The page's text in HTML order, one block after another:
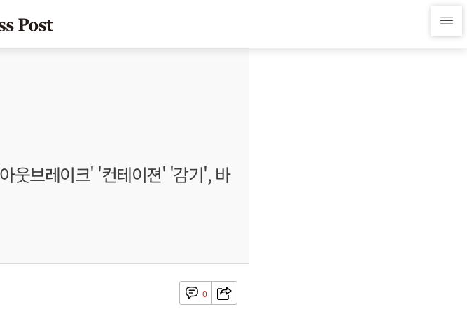
웃브레이크' '컨테이젼' '감기', 바
0